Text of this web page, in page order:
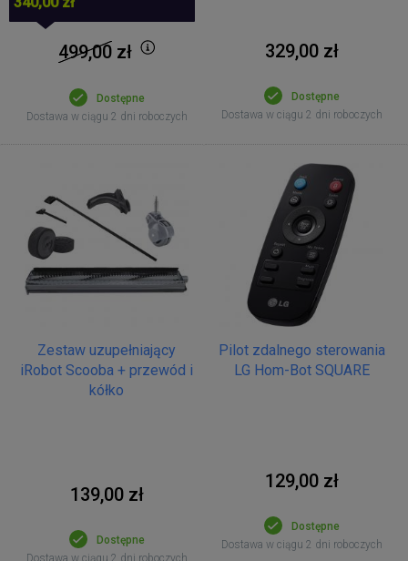
499,00zł
Dostępne
Dostawa w ciągu 2 dni roboczych
329,00 zł
Dostępne
Dostawa w ciągu 2 dni roboczych
Zestaw uzupełniający
iRobot Scooba + przewód i
kółko
139,00 zł
Dostępne
Dostawa w ciągu 2 dni roboczych
Pilot zdalnego sterowania
LG Hom-Bot SQUARE
129,00 zł
Dostępne
Dostawa w ciągu 2 dni roboczych